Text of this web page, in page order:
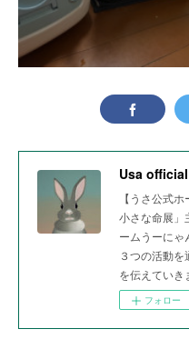
Usa
【うさ公式
小さな命展」
ームうーにゃ
３つの活動
を伝えていき
フォロー